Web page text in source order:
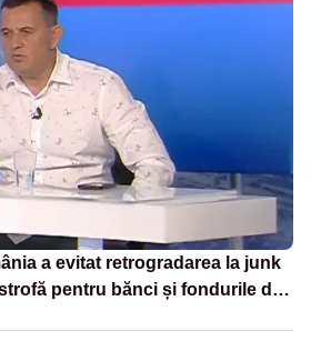
a evitat retrogradarea la junk
pentru bănci și fondurile de